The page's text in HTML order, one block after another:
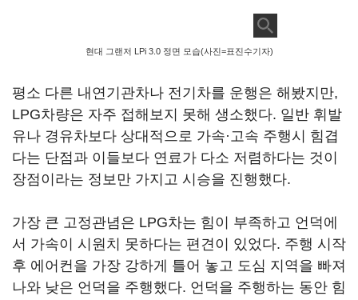
현대 그랜저 LPi 3.0 정면 모습(사진=표진수기자)
평소 다른 내연기관차나 전기차를 운행은 해봤지만,
LPG차량은 자주 접해보지 못해 생소했다. 일반 휘발
유나 경유차보다 상대적으로 가속·고속 주행시 힘겹
다는 단점과 이들보다 연료가 다소 저렴하다는 것이
장점이라는 정보만 가지고 시승을 진행했다.
가장 큰 고정관념은 LPG차는 힘이 부족하고 언덕에
서 가속이 시원치 못하다는 편견이 있었다. 주행 시작
후 에어컨을 가장 강하게 틀어 놓고 도심 지역을 빠져
나와 낮은 언덕을 주행했다. 언덕을 주행하는 동안 힘